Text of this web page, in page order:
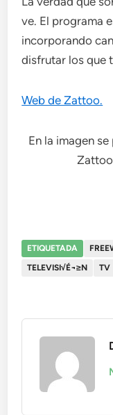
ve. El programa
incorporando
disfrutar los que
Web de Zattoo.
En la imagen
ETIQUETADA
TELEVISI√É¬≥N
TV